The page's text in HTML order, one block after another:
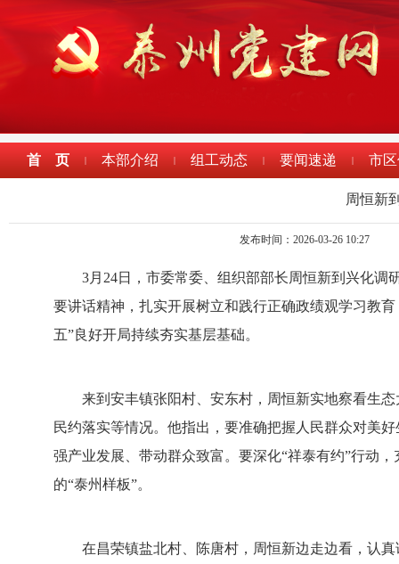
首 页 | 本部介绍 | 组工动态 | 要闻速递 | 市
周恒新
发布时间：2026-03-26 10:27
3月24日，市委常委、组织部部长周恒新到兴化
要讲话精神，扎实开展树立和践行正确政绩观学习教
五”良好开局持续夯实基层基础。
来到安丰镇张阳村、安东村，周恒新实地察看生
民约落实等情况。他指出，要准确把握人民群众对美
强产业发展、带动群众致富。要深化“祥泰有约”行动
的“泰州样板”。
在昌荣镇盐北村、陈唐村，周恒新边走边看，认